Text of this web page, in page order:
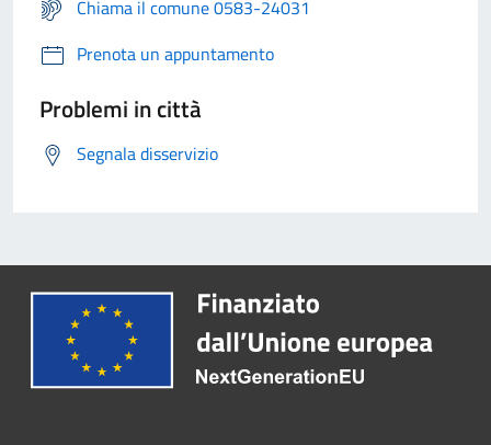
Chiama il comune 0583-24031
Prenota un appuntamento
Problemi in città
Segnala disservizio